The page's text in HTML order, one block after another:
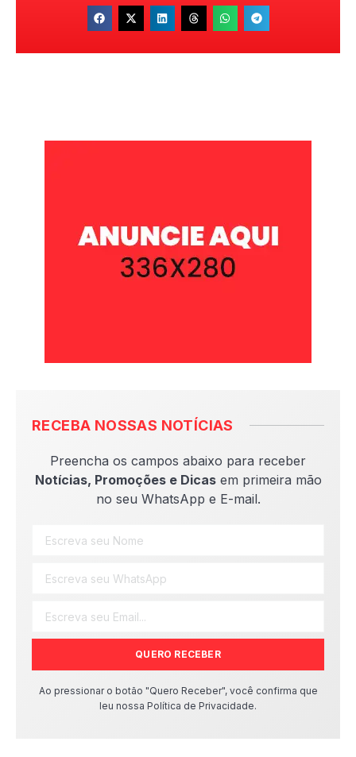
RECEBA NOSSAS NOTÍCIAS
Preencha os campos abaixo para receber
Notícias, Promoções e Dicasem primeira mão
no seu WhatsApp e E-mail.
QUERO RECEBER
Ao pressionar o botão "Quero Receber", você confirma que
leu nossa Política de Privacidade.